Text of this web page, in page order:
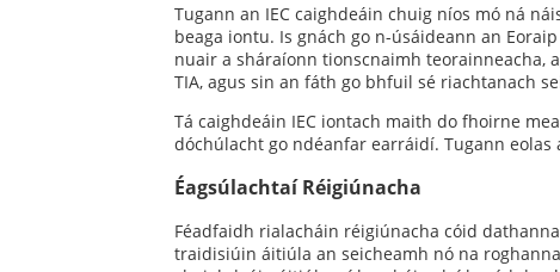
Tugann an IEC caighdeáin chuig níos mó ná
beaga iontu. Is gnách go n-úsáideann an
nuair a sháraíonn tionscnaimh teorainneacha,
TIA, agus sin an fáth go bhfuil sé riachtanach
Tá caighdeáin IEC iontach maith do fhoirne
dóchúlacht go ndéanfar earráidí. Tugann
Éagsúlachtaí Réigiúnacha
Féadfaidh rialacháin réigiúnacha cóid
traidisiúin áitiúla an seicheamh nó na